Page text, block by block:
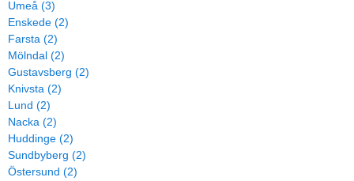
Umeå (3)
Enskede (2)
Farsta (2)
Mölndal (2)
Gustavsberg (2)
Knivsta (2)
Lund (2)
Nacka (2)
Huddinge (2)
Sundbyberg (2)
Östersund (2)